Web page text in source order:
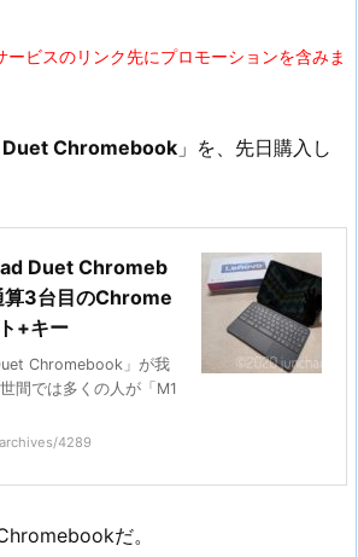
ビスのリンク先にプロモーションを含みま
Chromebook 」を、先日購入し
Duet Chromeb
算3台目のChrome
+キー
Chromebook」が我
間では多くの人が「M1
4289
だ。